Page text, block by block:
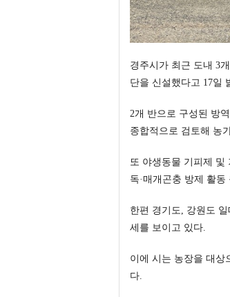
경주시가 최근 도내 3
단을 신설했다고 17일
2개 반으로 구성된 방
종합적으로 검토해 농
또 야생동물 기피제 및
독·매개곤충 방제 활
한편 경기도, 강원도
세를 보이고 있다.
이에 시는 농장을 대상
다.